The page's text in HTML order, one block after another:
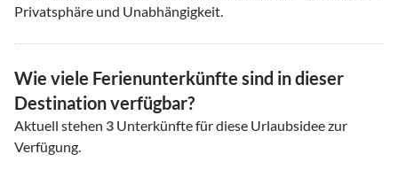
Privatsphäre und Unabhängigkeit.
Wie viele Ferienunterkünfte sind in dieser
Destination verfügbar?
Aktuell stehen 3 Unterkünfte für diese Urlaubsidee zur
Verfügung.